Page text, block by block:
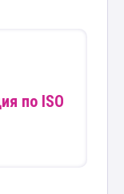
по ISO